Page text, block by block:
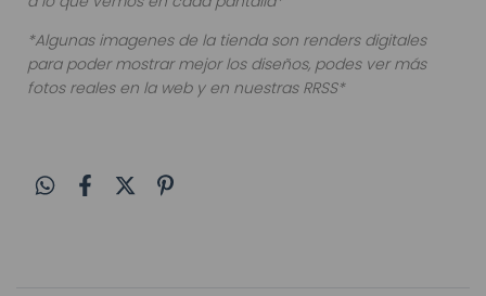
*Algunas imagenes de la tienda son renders digitales
para poder mostrar mejor los diseños, podes ver más
fotos reales en la web y en nuestras RRSS*